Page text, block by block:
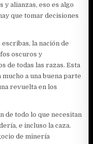
alianzas, eso es algo
que tomar decisiones
la nación de
oscuros y
de todas las razas. Esta
a una buena parte
revuelta en los
de todo lo que necesitan
e incluso la caza.
de minería